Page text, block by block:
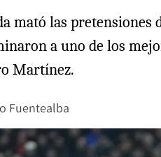
mató las pretensiones
a uno de los
Martínez.
Fuentealba